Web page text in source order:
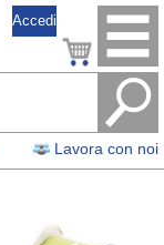
Lavora con noi